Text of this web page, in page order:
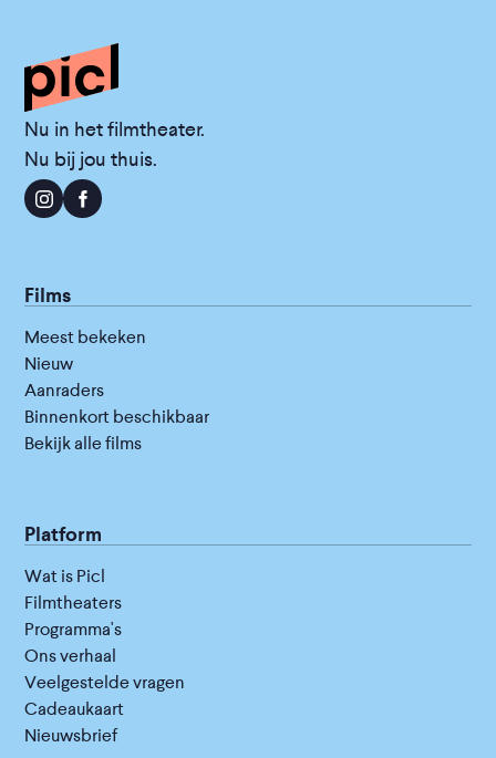
Nu in het filmtheater.
Nu bij jou thuis.
Films
Meest bekeken
Nieuw
Aanraders
Binnenkort beschikbaar
Bekijk alle films
Platform
Wat is Picl
Filmtheaters
Programma's
Ons verhaal
Veelgestelde vragen
Cadeaukaart
Nieuwsbrief